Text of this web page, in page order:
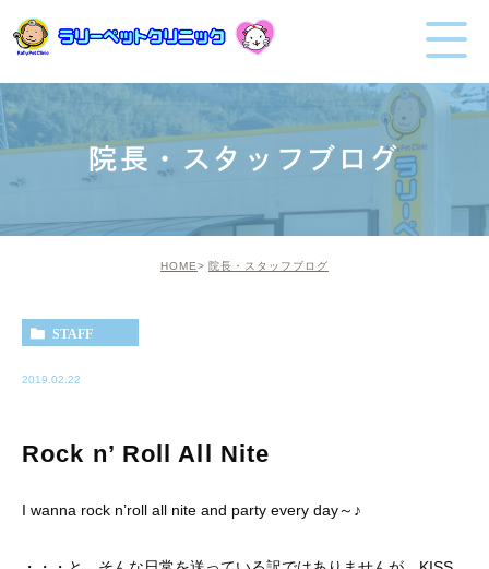
院長・スタッフブログ
HOME 院長・スタッフブログ
STAFF
2019.02.22
Rock n’ Roll All Nite
I wanna rock n’roll all nite and party every day～♪